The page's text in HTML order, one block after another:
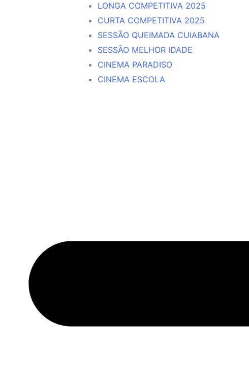
LONGA COMPETITIVA 2025
CURTA COMPETITIVA 2025
SESSÃO QUEIMADA CUIABANA
SESSÃO MELHOR IDADE
CINEMA PARADISO
CINEMA ESCOLA